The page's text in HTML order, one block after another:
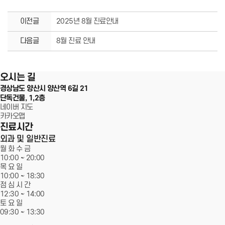
이전글 2025년 8월 진료안내
다음글 8월 진료 안내서울에스원치과
오시는 길
경상남도 양산시 양산역 6길 21
단독건물, 1,2층
네이버 지도
카카오맵
진료시간
외과 및 일반진료
월 화 수 금
10:00 ~ 20:00
목 요 일
10:00 ~ 18:30
점 심 시 간
12:30 ~ 14:00
토 요 일
09:30 ~ 13:30